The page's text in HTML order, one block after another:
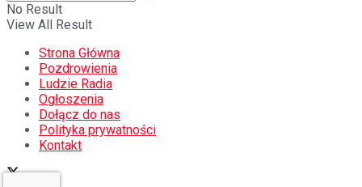
No Result
View All Result
Strona Główna
Pozdrowienia
Ludzie Radia
Ogłoszenia
Dołącz do nas
Polityka prywatności
Kontakt